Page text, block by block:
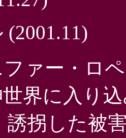
(2001.11)
ァー・ロ
界に入り
誘拐した被